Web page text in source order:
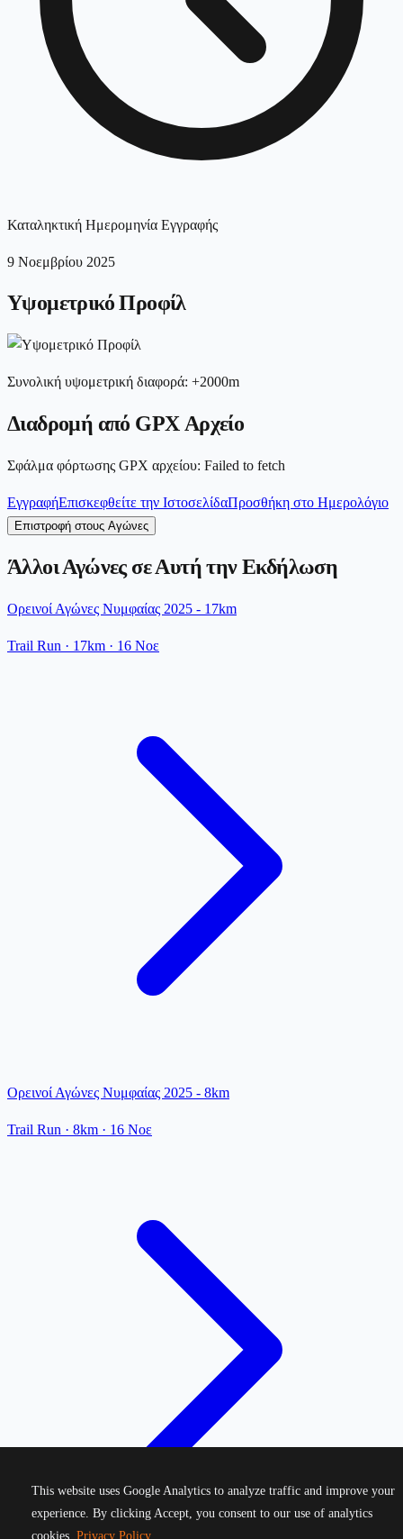
Καταληκτική Ημερομηνία Εγγραφής
9 Νοεμβρίου 2025
Υψομετρικό Προφίλ
Συνολική υψομετρική διαφορά: +2000m
Διαδρομή από GPX Αρχείο
Σφάλμα φόρτωσης GPX αρχείου: Failed to fetch
ΕγγραφήΕπισκεφθείτε την ΙστοσελίδαΠροσθήκη στο Ημερολόγιο
Επιστροφή στους Αγώνες
Άλλοι Αγώνες σε Αυτή την Εκδήλωση
Ορεινοί Αγώνες Νυμφαίας 2025 - 17km
Trail Run · 17km · 16 Νοε
Ορεινοί Αγώνες Νυμφαίας 2025 - 8km
Trail Run · 8km · 16 Νοε
This website uses Google Analytics to analyze traffic and improve your
experience. By clicking Accept, you consent to our use of analytics
cookies. Privacy Policy